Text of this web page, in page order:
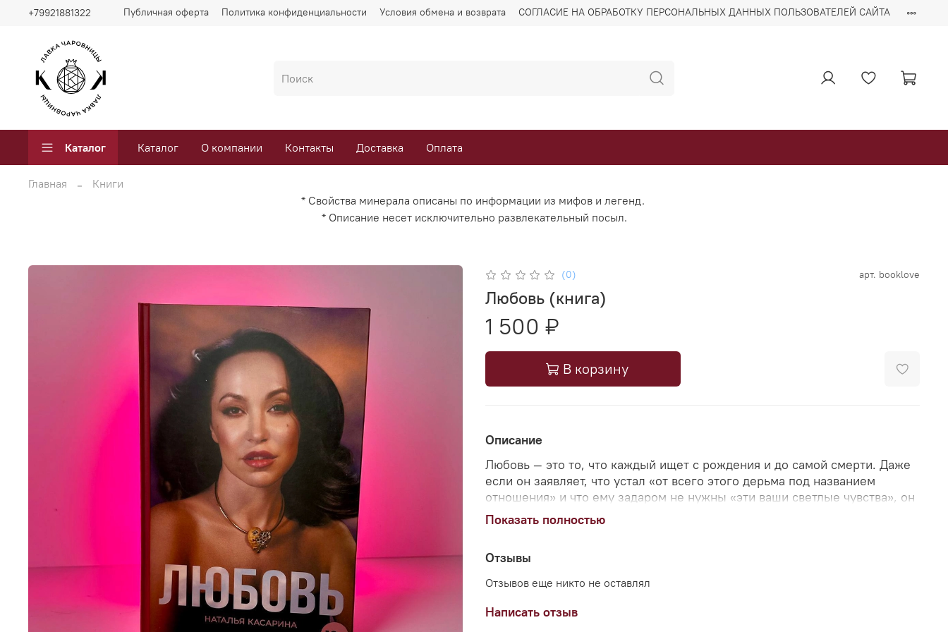
Публичная оферта Политика конфиденциальности Условия обмена и возврата СОГЛАСИЕ НА ОБРАБОТКУ ПЕРСОНАЛЬНЫХ ДАННЫХ ПОЛЬЗОВАТЕЛЕЙ САЙТА
+79921881322
Каталог Каталог О компании Контакты Доставка Оплата
Главная
Книги
* Свойства минерала описаны по информации из мифов и легенд.
* Описание несет исключительно развлекательный посыл.
(0) арт. booklove
Любовь (книга)
1 500 ₽
В корзину
Описание
Любовь — это то, что каждый ищет с рождения и до самой смерти. Даже
если он заявляет, что устал «от всего этого дерьма под названием
отношения» и что ему задаром не нужны «эти ваши светлые чувства», он
все равно ищет, хочет, жаждет, надеется.
настоящей любовью.
Показать полностью
Отзывы
Отзывов еще никто не оставлял
Написать отзыв